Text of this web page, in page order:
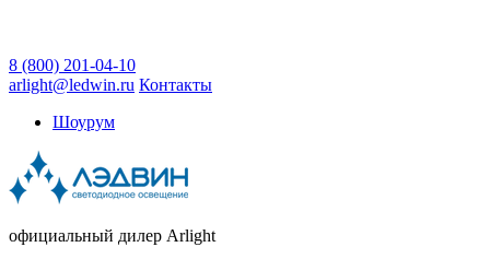
8 (800) 201-04-10
arlight@ledwin.ru Контакты
Шоурум
официальный дилер Arlight